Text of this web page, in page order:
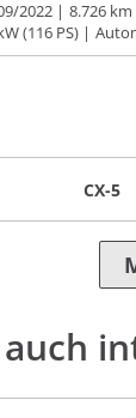
2022
8.726 km
(116 PS)
CX-5